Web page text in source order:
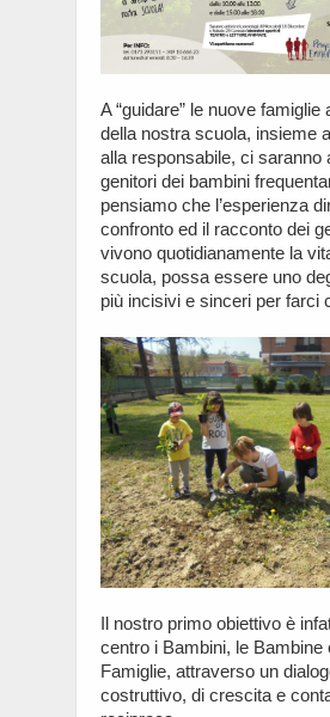
A “guidare” le nuove famiglie
della nostra scuola, insieme
alla responsabile, ci saranno
genitori dei bambini
pensiamo che l’esperienza
confronto ed il racconto dei
vivono quotidianamente la
scuola, possa essere uno
più incisivi e sinceri per farci
Il nostro primo obiettivo è
centro i Bambini, le Bambine
Famiglie, attraverso un
costruttivo, di crescita e